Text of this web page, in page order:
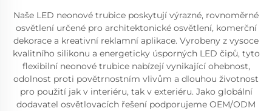
Naše LED neonové trubice poskytují výrazné, rovnoměrné
osvětlení určené pro architektonické osvětlení, komerční
dekorace a kreativní reklamní aplikace. Vyrobeny z vysoce
kvalitního silikonu a energeticky úsporných LED čipů, tyto
flexibilní neonové trubice nabízejí vynikající ohebnost,
odolnost proti povětrnostním vlivům a dlouhou životnost
pro použití jak v interiéru, tak v exteriéru. Jako globální
dodavatel osvětlovacích řešení podporujeme OEM/ODM